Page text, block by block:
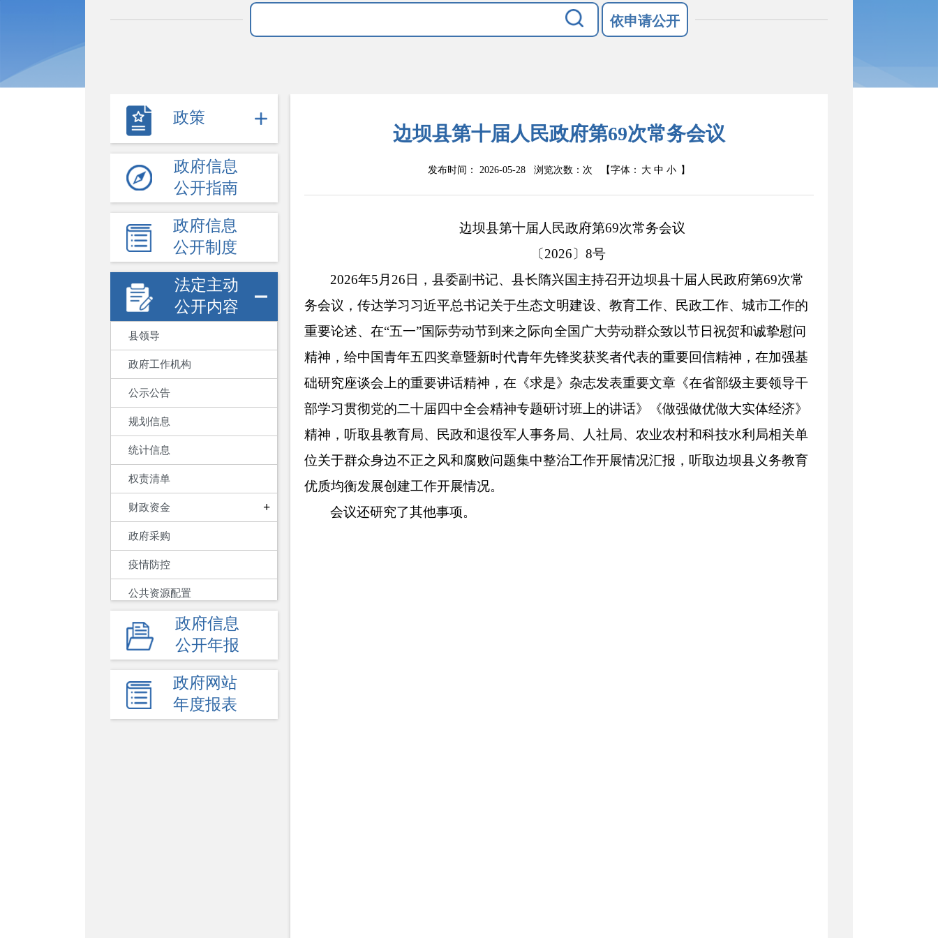
依申请公开
政策
政府信息
公开指南
政府信息
公开制度
法定主动
公开内容
县领导
政府工作机构
公示公告
规划信息
统计信息
权责清单
财政资金 +
政府采购
疫情防控
公共资源配置
重大建设项目
公益事业建设
其他主动公开内容
建议提案办理
政府信息
公开年报
政府网站
年度报表
边坝县第十届人民政府第69次常务会议
发布时间： 2026-05-28 浏览次数： 次 【字体： 大 中 小 】
边坝县第十届人民政府第69次常务会议
〔2026〕8号
2026年5月26日，县委副书记、县长隋兴国主持召开边坝县十届人民政府第69次常
务会议，传达学习习近平总书记关于生态文明建设、教育工作、民政工作、城市工作的
重要论述、在“五一”国际劳动节到来之际向全国广大劳动群众致以节日祝贺和诚挚慰问
精神，给中国青年五四奖章暨新时代青年先锋奖获奖者代表的重要回信精神，在加强基
础研究座谈会上的重要讲话精神，在《求是》杂志发表重要文章《在省部级主要领导干
部学习贯彻党的二十届四中全会精神专题研讨班上的讲话》《做强做优做大实体经济》
精神，听取县教育局、民政和退役军人事务局、人社局、农业农村和科技水利局相关单
位关于群众身边不正之风和腐败问题集中整治工作开展情况汇报，听取边坝县义务教育
优质均衡发展创建工作开展情况。
会议还研究了其他事项。